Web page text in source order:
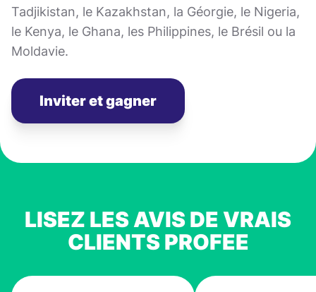
Tadjikistan, le Kazakhstan, la Géorgie, le Nigeria,
le Kenya, le Ghana, les Philippines, le Brésil ou la
Moldavie.
Inviter et gagner
LISEZ LES AVIS DE VRAIS
CLIENTS PROFEE